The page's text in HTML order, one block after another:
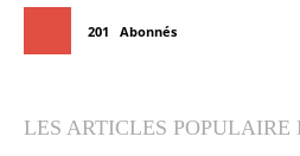
201 Abonnés
LES ARTICLES POPULAIRE